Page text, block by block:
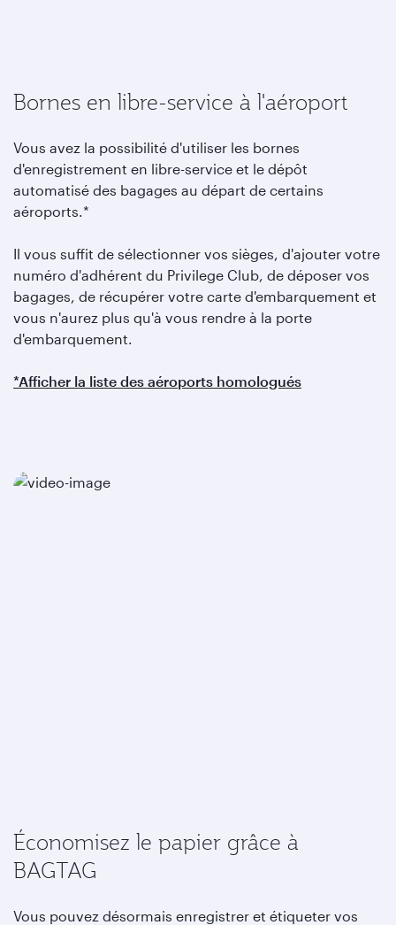
Bornes en libre-service à l'aéroport
Vous avez la possibilité d'utiliser les bornes
d'enregistrement en libre-service et le dépôt
automatisé des bagages au départ de certains
aéroports.*
Il vous suffit de sélectionner vos sièges, d'ajouter votre
numéro d'adhérent du Privilege Club, de déposer vos
bagages, de récupérer votre carte d'embarquement et
vous n'aurez plus qu'à vous rendre à la porte
d'embarquement.
*Afficher la liste des aéroports homologués
Économisez le papier grâce à
BAGTAG
Vous pouvez désormais enregistrer et étiqueter vos